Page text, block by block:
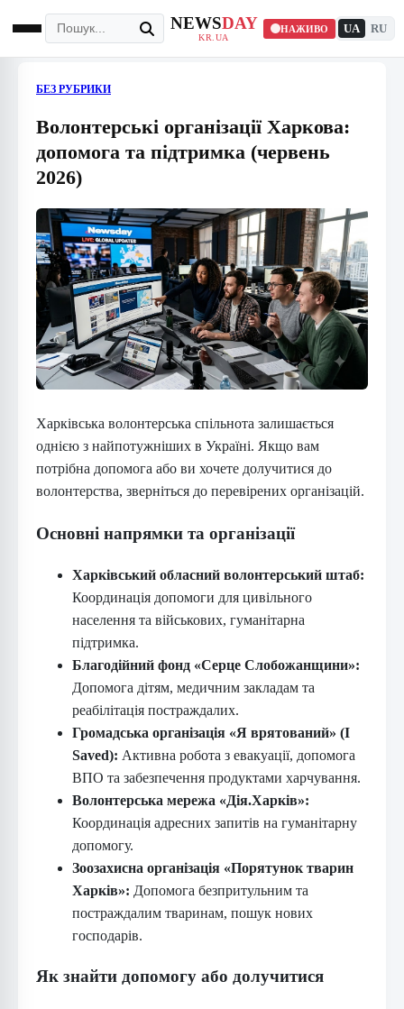
NEWSDAY
KR.UA
НАЖИВО UA RU
БЕЗ РУБРИКИ
Волонтерські організації Харкова:
допомога та підтримка (червень
2026)
Харківська волонтерська спільнота залишається
однією з найпотужніших в Україні. Якщо вам
потрібна допомога або ви хочете долучитися до
волонтерства, зверніться до перевірених організацій.
Основні напрямки та організації
Харківський обласний волонтерський штаб:
Координація допомоги для цивільного
населення та військових, гуманітарна
підтримка.
Благодійний фонд «Серце Слобожанщини»:
Допомога дітям, медичним закладам та
реабілітація постраждалих.
Громадська організація «Я врятований» (I
Saved): Активна робота з евакуації, допомога
ВПО та забезпечення продуктами харчування.
Волонтерська мережа «Дія.Харків»:
Координація адресних запитів на гуманітарну
допомогу.
Зоозахисна організація «Порятунок тварин
Харків»: Допомога безпритульним та
постраждалим тваринам, пошук нових
господарів.
Як знайти допомогу або долучитися